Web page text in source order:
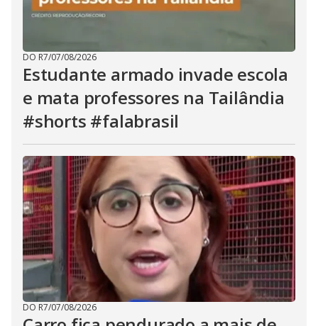
DO R7/07/08/2026
Estudante armado invade escola
e mata professores na Tailândia
#shorts #falabrasil
DO R7/07/08/2026